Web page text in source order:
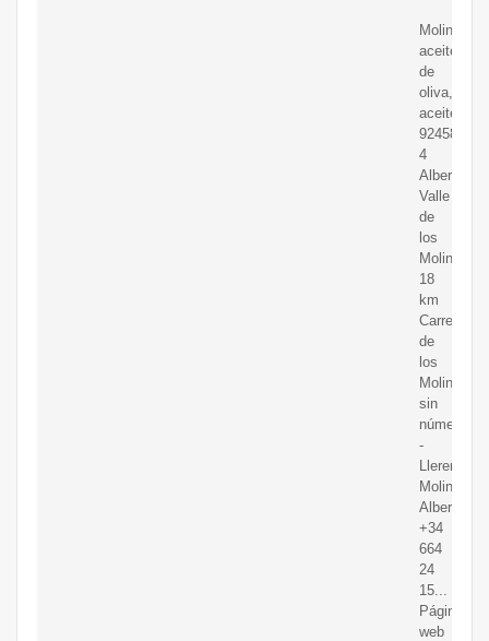
Molinos,
aceites
de
oliva,
aceites
9245810...
4
Albergue
Valle
de
los
Molinos
18
km
Carretera
de
los
Molinos,
sin
número
-
Llerena
Molinos...
Albergues
+34
664
24
15...
Página
web